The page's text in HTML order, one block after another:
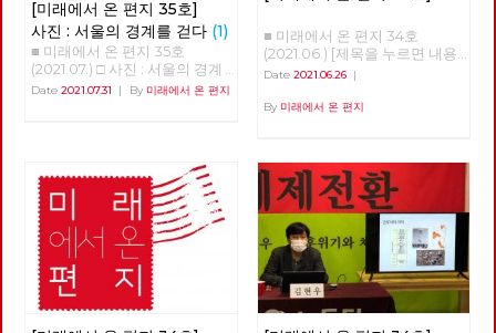
[미래에서 온 편지 35호]
사진 : 서울의 경계를 걷다 (1)
■ 미래에서 온 편지 35호
(2021.07.) □ 사진 : 서울의 경계
를 걷다 글 : 현린 사진 : 강남욱,
비트예술프로그램 '경계사진' 참
가자 10여 명이 모였다. 당 조직
에서 준비한 프로그램이었지만
참가자의 3분의 1은 문화예술위
원회 회원은물론 당원도 아닌 시
민이었다. 경계사진은 이후 2주
마다 서울둘레길 157km를 중심
으로 서울 경계의 숲과 마을을
함께 걸으며 사진으로 기록하기
Date 2021.07.31 | By 미래에서 온 편지
■ 미래에서 온 편지 34호
(2021.06.) [제목을 누르면 내용
을 볼 수 있습니다.] □ 편지를 띄
전환 □ 역사 : 경성의 재발견 □
차별에 찬성합니다 □ 포토에세
이 : 올려다보며 □ 편집후기 : 사
람을 만나다 ■ 편집위원 : 김석
정, 나도원, 안보영, 이용규, 적
야, 현린
Date 2021.06.26|
By 미래에서 온 편지